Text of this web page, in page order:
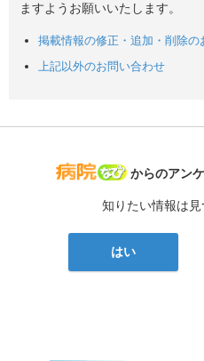
ますようお願いいたします。
掲載情報の修正・追加・削除の
上記以外のお問い合わせ
病院なび
からのアン
知りたい情報は
はい